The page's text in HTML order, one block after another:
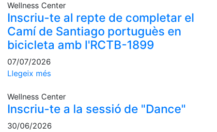
Quadres
de joc
Quadre
d'Honor
del
Campionat
Normativa
Altres esports
Wellness Center
Inscriu-te al repte de completar el
Camí de Santiago portuguès en
bicicleta amb l'RCTB-1899
07/07/2026
Llegeix més
Wellness Center
Inscriu-te a la sessió de "Dance"
30/06/2026